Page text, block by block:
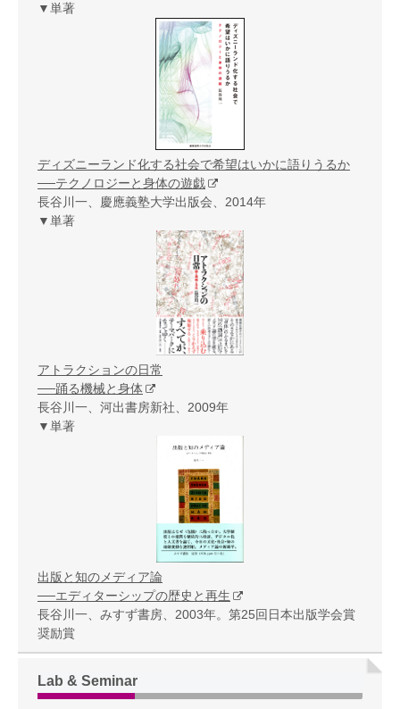
▼単著
ディズニーランド化する社会で希望はいかに語りうるか
──テクノロジーと身体の遊戯
長谷川一、慶應義塾大学出版会、2014年
▼単著
アトラクションの日常
──踊る機械と身体
長谷川一、河出書房新社、2009年
▼単著
出版と知のメディア論
──エディターシップの歴史と再生
長谷川一、みすず書房、2003年。第25回日本出版学会賞
奨励賞
Lab & Seminar